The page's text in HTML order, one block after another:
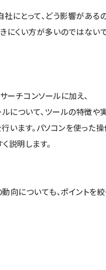
にとって、どう影響がある
にくい方が多いのではない
ーチコンソールに加え、
について、ツールの特徴や
います。パソコンを使った
説明します。
向についても、ポイントを絞